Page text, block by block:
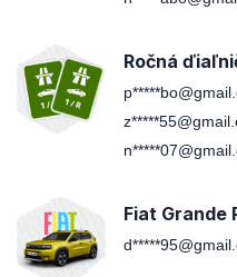
Ročná
Fiat Grande